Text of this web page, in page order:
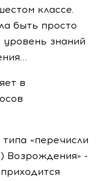
классе.
быть просто
знаний
в
«перечисли
Возрождения» -